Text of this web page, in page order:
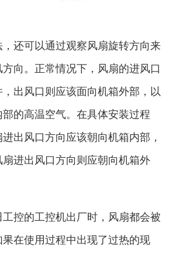
还可以通过观察风扇旋转方向来
向。正常情况下，风扇的进风口
出风口则应该面向机箱外部，以
的高温空气。在具体安装过程
出风口方向应该朝向机箱内部，
进出风口方向则应朝向机箱外
控的工控机出厂时，风扇都会被
在使用过程中出现了过热的现